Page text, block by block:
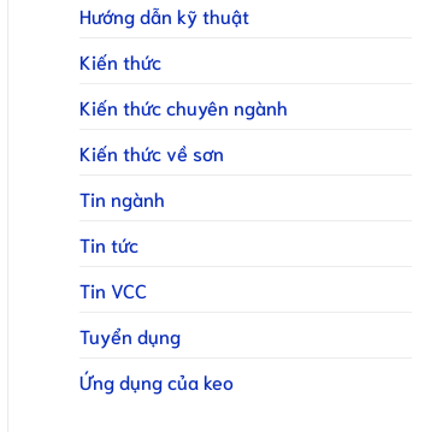
Hướng dẫn kỹ thuật
Kiến thức
Kiến thức chuyên ngành
Kiến thức về sơn
Tin ngành
Tin tức
Tin VCC
Tuyển dụng
Ứng dụng của keo